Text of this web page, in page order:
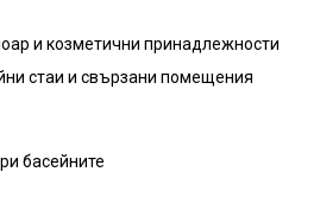
и козметични принадлежности
стаи и свързани помещения
басейните